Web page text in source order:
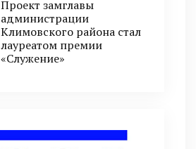
Проект замглавы
администрации
Климовского района стал
лауреатом премии
«Служение»